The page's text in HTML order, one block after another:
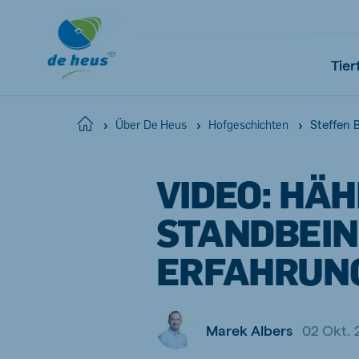
Home Über De Heus Hofgeschichten Steffen
VIDEO:
Marek Albers 02 Okt.
Netherlands
Czech Republic Spain